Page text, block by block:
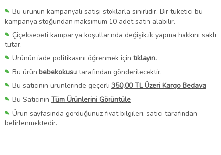
Bu ürünün kampanyalı satışı stoklarla sınırlıdır. Bir tüketici bu
kampanya stoğundan maksimum 10 adet satın alabilir.
Çiçeksepeti kampanya koşullarında değişiklik yapma hakkını saklı
tutar.
Ürünün iade politikasını öğrenmek için tıklayın.
Bu ürün bebekokusu tarafından gönderilecektir.
Bu satıcının ürünlerinde geçerli 350,00 TL Üzeri Kargo Bedava
Bu Satıcının Tüm Ürünlerini Görüntüle
Ürün sayfasında gördüğünüz fiyat bilgileri, satıcı tarafından
belirlenmektedir.